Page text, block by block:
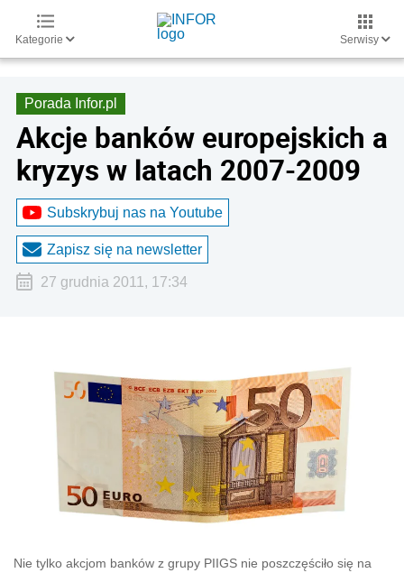
Kategorie Serwisy
Porada Infor.pl
Akcje banków europejskich a
kryzys w latach 2007-2009
Subskrybuj nas na Youtube
Zapisz się na newsletter
27 grudnia 2011, 17:34
Nie tylko akcjom banków z grupy PIIGS nie poszczęściło się na